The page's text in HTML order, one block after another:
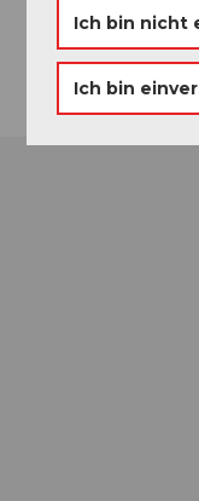
Ich bin nicht
Ich bin